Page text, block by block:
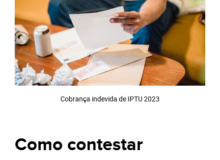
Cobrança indevida de IPTU 2023
Como contestar